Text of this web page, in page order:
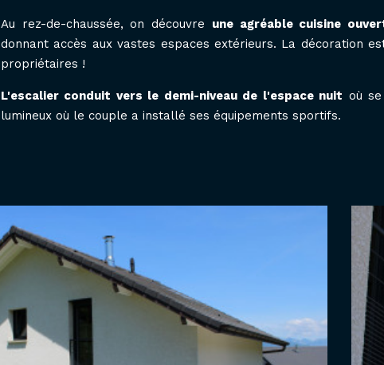
Au rez-de-chaussée, on découvre une agréable cuisine
donnant accès aux vastes espaces extérieurs. La décoration
propriétaires !
L'escalier conduit vers le demi-niveau de l'espace nuit où
lumineux où le couple a installé ses équipements sportifs.